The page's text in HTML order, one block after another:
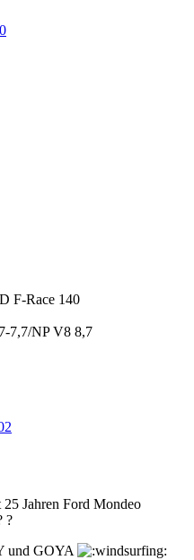
F-Race 140
7,7/NP V8 8,7
Jahren Ford Mondeo
?
und GOYA